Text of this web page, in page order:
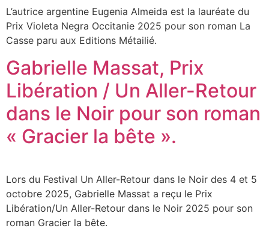
L’autrice argentine Eugenia Almeida est la lauréate du
Prix Violeta Negra Occitanie 2025 pour son roman La
Casse paru aux Editions Métailié.
Gabrielle Massat, Prix
Libération / Un Aller-Retour
dans le Noir pour son roman
« Gracier la bête ».
Lors du Festival Un Aller-Retour dans le Noir des 4 et 5
octobre 2025, Gabrielle Massat a reçu le Prix
Libération/Un Aller-Retour dans le Noir 2025 pour son
roman Gracier la bête.